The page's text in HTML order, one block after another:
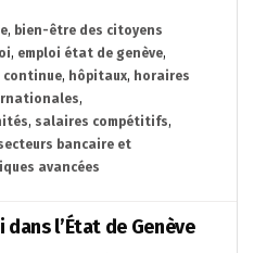
, bien-être des citoyens
, emploi état de genève,
, hôpitaux, horaires
,
, salaires compétitifs,
bancaire et
avancées
l’État de Genève